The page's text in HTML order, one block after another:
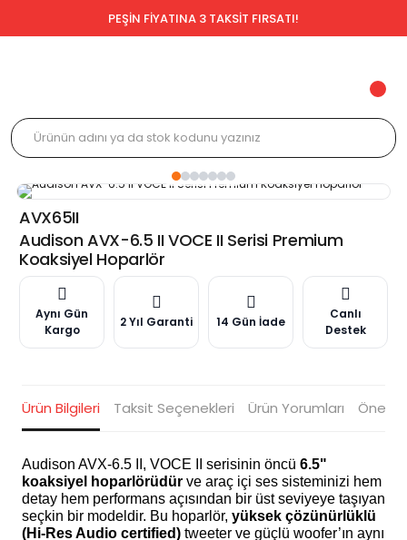
PEŞİN FİYATINA 3 TAKSİT FIRSATI!
AVX65II
Audison AVX-6.5 II VOCE II Serisi Premium
Koaksiyel Hoparlör
Aynı Gün
Kargo
2 Yıl Garanti 14 Gün İade
Canlı
Destek
Ürün Bilgileri Taksit Seçenekleri Ürün Yorumları
Audison AVX-6.5 II, VOCE II serisinin öncü 6.5"
koaksiyel hoparlörüdür ve araç içi ses sisteminizi hem
detay hem performans açısından bir üst seviyeye taşıyan
seçkin bir modeldir. Bu hoparlör, yüksek çözünürlüklü
(Hi-Res Audio certified) tweeter ve güçlü woofer’ın aynı